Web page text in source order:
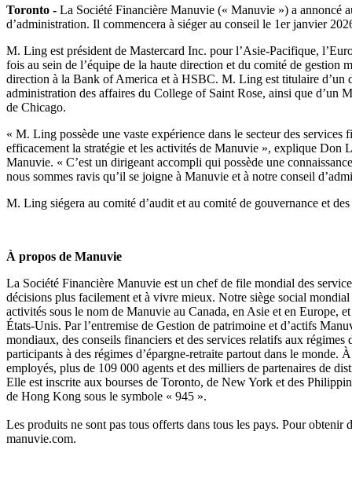
Toronto - La Société Financière Manuvie (« Manuvie ») a annoncé
d’administration. Il commencera à siéger au conseil le 1er janvier
M. Ling est président de Mastercard Inc. pour l’Asie-Pacifique,
fois au sein de l’équipe de la haute direction et du comité de gestion
direction à la Bank of America et à HSBC. M. Ling est titulaire d’un
administration des affaires du College of Saint Rose, ainsi que d’un
de Chicago.
« M. Ling possède une vaste expérience dans le secteur des
efficacement la stratégie et les activités de Manuvie », explique Don
Manuvie. « C’est un dirigeant accompli qui possède une
nous sommes ravis qu’il se joigne à Manuvie et à notre conseil
M. Ling siégera au comité d’audit et au comité de gouvernance et
À propos de Manuvie
La Société Financière Manuvie est un chef de file mondial des
décisions plus facilement et à vivre mieux. Notre siège social
activités sous le nom de Manuvie au Canada, en Asie et en Europe,
États-Unis. Par l’entremise de Gestion de patrimoine et d’actifs
mondiaux, des conseils financiers et des services relatifs aux
participants à des régimes d’épargne-retraite partout dans le
employés, plus de 109 000 agents et des milliers de partenaires de
Elle est inscrite aux bourses de Toronto, de New York et des
de Hong Kong sous le symbole « 945 ».
Les produits ne sont pas tous offerts dans tous les pays. Pour obtenir
manuvie.com.